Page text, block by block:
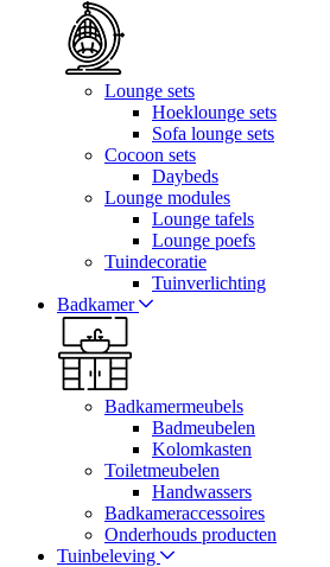
Lounge sets
Hoeklounge sets
Sofa lounge sets
Cocoon sets
Daybeds
Lounge modules
Lounge tafels
Lounge poefs
Tuindecoratie
Tuinverlichting
Badkamer
Badkamermeubels
Badmeubelen
Kolomkasten
Toiletmeubelen
Handwassers
Badkameraccessoires
Onderhouds producten
Tuinbeleving